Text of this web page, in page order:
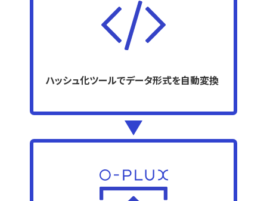
ハッシュ化ツールでデータ形式を自動変換